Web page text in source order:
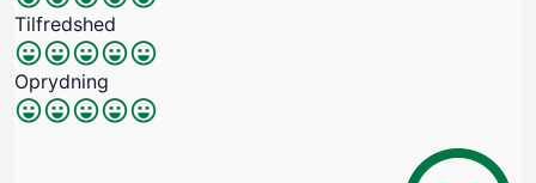
Tilfredshed
Oprydning